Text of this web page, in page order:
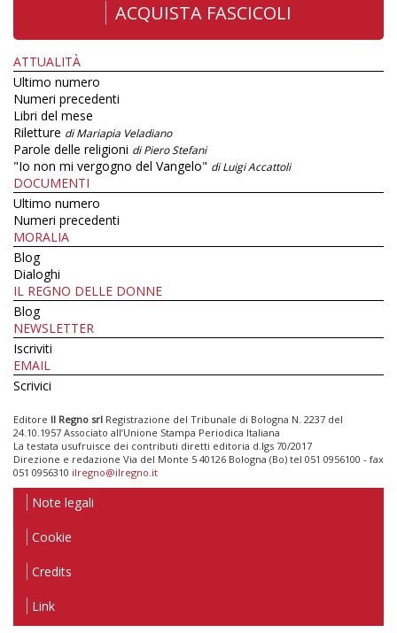
ACQUISTA FASCICOLI
ATTUALITÀ
Ultimo numero
Numeri precedenti
Libri del mese
Riletture di Mariapia Veladiano
Parole delle religioni di Piero Stefani
"Io non mi vergogno del Vangelo" di Luigi Accattoli
DOCUMENTI
Ultimo numero
Numeri precedenti
MORALIA
Blog
Dialoghi
IL REGNO DELLE DONNE
Blog
NEWSLETTER
Iscriviti
EMAIL
Scrivici
Editore Il Regno srl Registrazione del Tribunale di Bologna N. 2237 del
24.10.1957 Associato all’Unione Stampa Periodica Italiana
La testata usufruisce dei contributi diretti editoria d.lgs 70/2017
Direzione e redazione Via del Monte 5 40126 Bologna (Bo) tel 051 0956100 - fax
051 0956310 ilregno@ilregno.it
Note legali
Cookie
Credits
Link